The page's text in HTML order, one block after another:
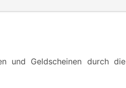
und Geldscheinen durch die